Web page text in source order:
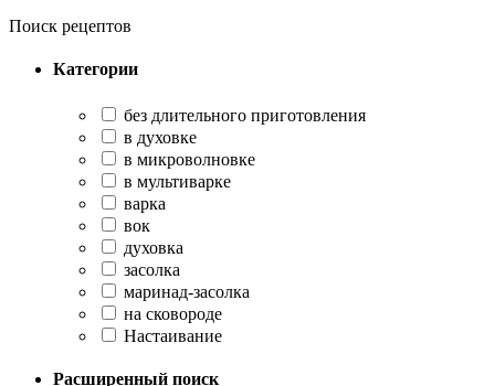
Поиск рецептов
Категории
без длительного приготовления
в духовке
в микроволновке
в мультиварке
варка
вок
духовка
засолка
маринад-засолка
на сковороде
Настаивание
Расширенный поиск